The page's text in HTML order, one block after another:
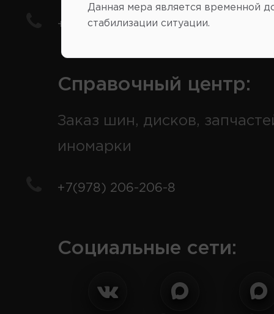
+7(978) 206-206-5
Справочный центр:
Заказ шин, дисков,
иномарки
+7(978) 206-206-8
Социальные сети:
Данная мера является временной
стабилизации ситуации.